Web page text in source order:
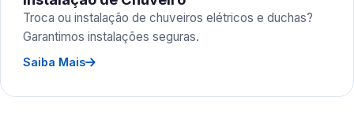
Troca ou instalação de chuveiros elétricos e duchas?
Garantimos instalações seguras.
Saiba Mais